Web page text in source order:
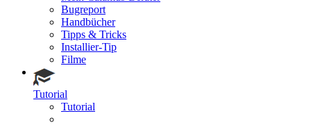
Bugreport
Handbücher
Tipps & Tricks
Installier-Tip
Filme
Tutorial
Tutorial